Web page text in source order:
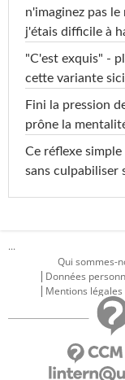
n'imaginez pas
j'étais difficile à
"C'est exquis" -
cette variante
Fini la pression
prône la
Ce réflexe
sans culpabiliser
...
Qui sommes-
Données
Mentions légales